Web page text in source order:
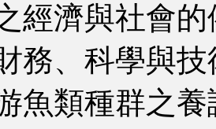
經濟與社會
務、科學與
魚類種群之